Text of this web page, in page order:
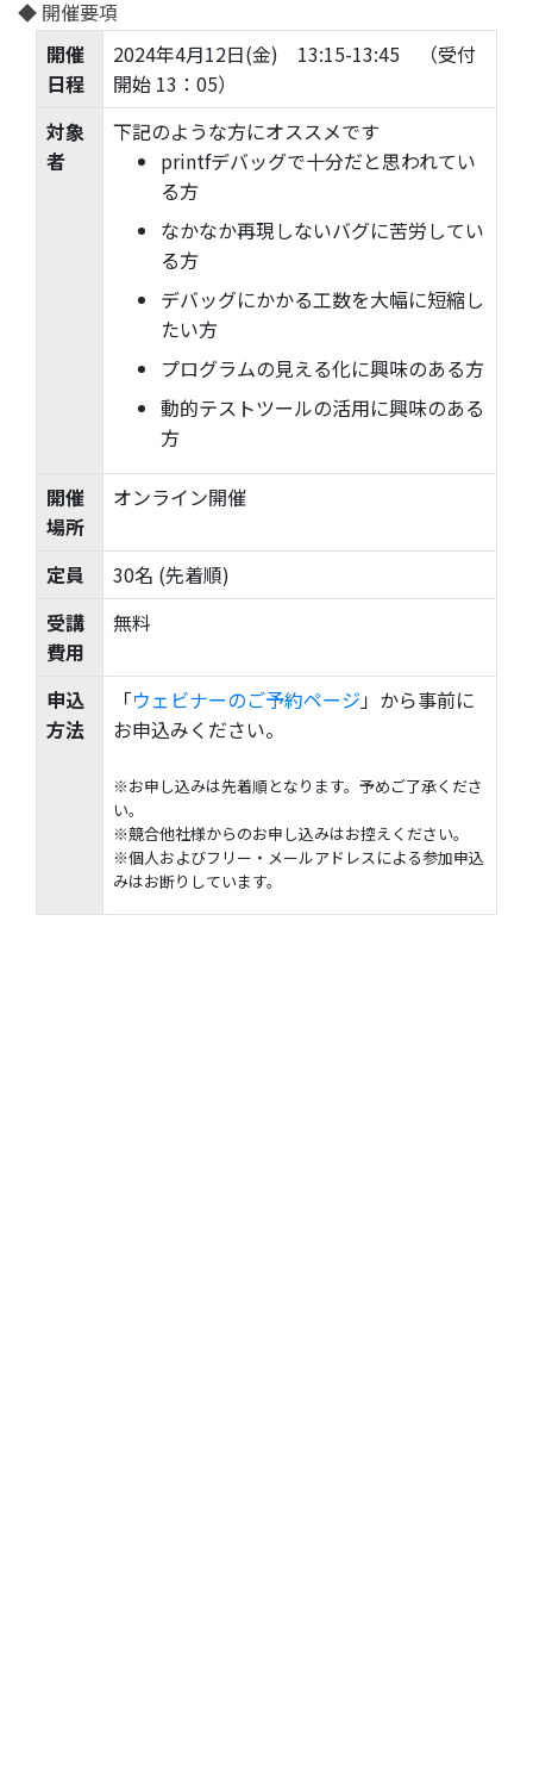
◆ 開催要項
開催
日程
2024年4月12日(金) 13:15-13:45 （受付
開始 13：05）
対象
者
下記のような方にオススメです
printfデバッグで十分だと思われてい
る方
なかなか再現しないバグに苦労してい
る方
デバッグにかかる工数を大幅に短縮し
たい方
プログラムの見える化に興味のある方
動的テストツールの活用に興味のある
方
開催
場所
オンライン開催
定員
30名 (先着順)
受講
費用
無料
申込
方法
「ウェビナーのご予約ページ 」から事前に
お申込みください。
※お申し込みは先着順となります。予めご了承くださ
い。
※競合他社様からのお申し込みはお控えください。
※個人およびフリー・メールアドレスによる参加申込
みはお断りしています。